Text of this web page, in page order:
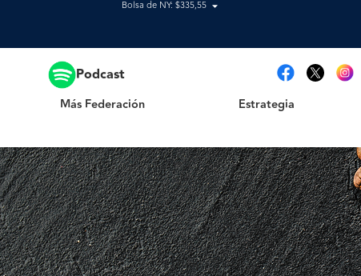
Bolsa de NY: $335,55
Podcast
Más Federación Estrategia